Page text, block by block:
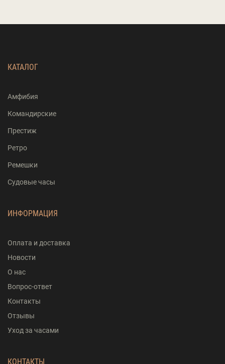
КАТАЛОГ
Амфибия
Командирские
Престиж
Ретро
Ремешки
Судовые часы
ИНФОРМАЦИЯ
Оплата и доставка
Новости
О нас
Вопрос-ответ
Контакты
Отзывы
Уход за часами
КОНТАКТЫ